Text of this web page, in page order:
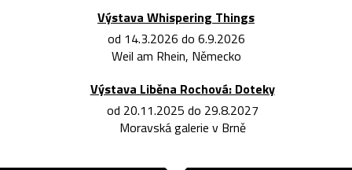
Výstava Whispering Things
od 14.3.2026 do 6.9.2026
Weil am Rhein, Německo
Výstava Liběna Rochová: Doteky
od 20.11.2025 do 29.8.2027
Moravská galerie v Brně